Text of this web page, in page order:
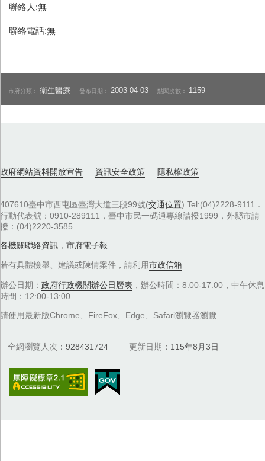
聯絡人:無
聯絡電話:無
市府分類：衛生醫療 發布日期： 2003-04-03 點閱次數： 1159
政府網站資料開放宣告 資訊安全政策 隱私權政策
407610臺中市西屯區臺灣大道三段99號(交通位置) Tel:(04)2228-9111．
行動代表號：0910-289111，臺中市民一碼通專線請撥1999，外縣市請
撥：(04)2220-3585
各機關聯絡資訊 ， 市府電子報
若有具體檢舉、建議或陳情案件，請利用市政信箱
辦公日期： 政府行政機關辦公日曆表 ，辦公時間：8:00-17:00，中午休息
時間：12:00-13:00
請使用最新版Chrome、FireFox、Edge、Safari瀏覽器瀏覽
全網瀏覽人次 928431724 更新日期 115年8月3日